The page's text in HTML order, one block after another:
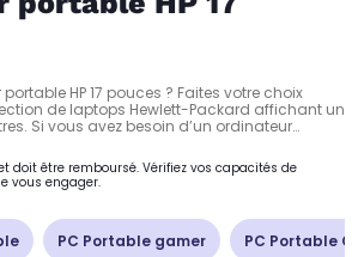
HP 17 pouces ? Faites votre choix
de laptops Hewlett-Packard affichant un
Si vous avez besoin d’un ordinateur
la marque américaine faisant partie des
propose son excellente gamme Envy. Et si
modèles d’ordinateur portable HP
la série Omen vous offriront le plein de
doit être remboursé. Vérifiez vos capacités de
vous engager.
PC Portable gamer PC Portable